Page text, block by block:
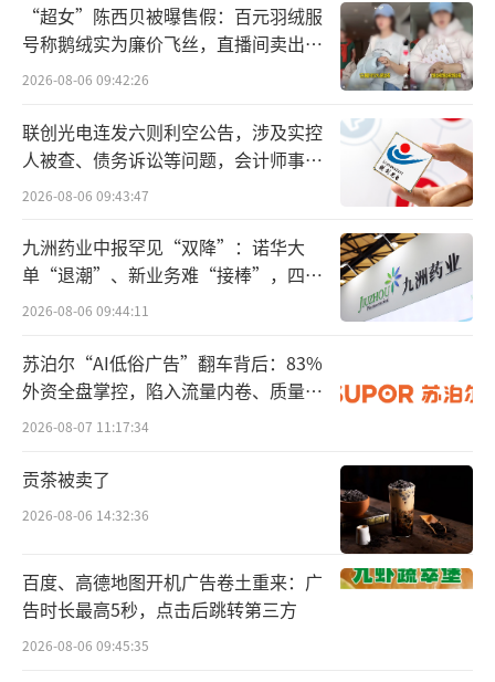
2014年，美中互利拟私有化退市，复星医
药携德太投资TPG等投入3亿美元资金和股票参
与其中，最终持股美中互利股份43%，强势入
主和睦家医疗。
和睦家医院为复星医药创造价值是一个方
面。2013年，和睦家实现营收约1.8亿美元，约
合人民币13亿元。此后，复星医药的医疗服务
板块整体都有不小的增幅。2014年，上海第一
家美资综合医院上海嘉会国际医院也正式挂
牌。
和睦家对复星医药而言更重要的是树立形
象。自从有了和睦家，复星医药快速切入到医
疗服务、尤其是涉外医疗服务领域，将药品器
械和下游的医疗连接了起来。有了复星医药的
加持后，和睦家医院加大了医院业务模式的转
型，从妇幼专科医院向全科医院转型，拓展至
心脏、骨科、神经外科、肿瘤等多个领域。201
“超女”陈西贝被曝售假：百元羽绒服
号称鹅绒实为廉价飞丝，直播间卖出超
百万元
2026-08-06 09:42:26
联创光电连发六则利空公告，涉及实控
人被查、债务诉讼等问题，会计师事务
所曾出具“保留意见”
2026-08-06 09:43:47
九洲药业中报罕见“双降”：诺华大
单“退潮”、新业务难“接棒”，四大
难关待闯
2026-08-06 09:44:11
苏泊尔“AI低俗广告”翻车背后：83%
外资全盘掌控，陷入流量内卷、质量频
发的负循环
2026-08-07 11:17:34
贡茶被卖了
2026-08-06 14:32:36
百度、高德地图开机广告卷土重来：广
告时长最高5秒，点击后跳转第三方
2026-08-06 09:45:35